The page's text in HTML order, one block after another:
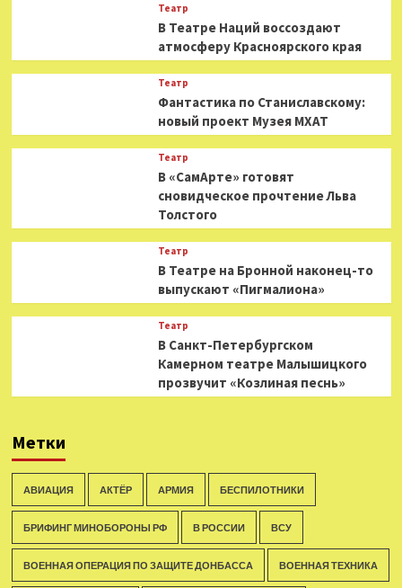
Театр
В Театре Наций воссоздают
атмосферу Красноярского края
Театр
Фантастика по Станиславскому:
новый проект Музея МХАТ
Театр
В «СамАрте» готовят
сновидческое прочтение Льва
Толстого
Театр
В Театре на Бронной наконец-то
выпускают «Пигмалиона»
Театр
В Санкт-Петербургском
Камерном театре Малышицкого
прозвучит «Козлиная песнь»
Метки
АВИАЦИЯ АКТЁР АРМИЯ БЕСПИЛОТНИКИ
БРИФИНГ МИНОБОРОНЫ РФ В РОССИИ ВСУ
ВОЕННАЯ ОПЕРАЦИЯ ПО ЗАЩИТЕ ДОНБАССА ВОЕННАЯ ТЕХНИКА